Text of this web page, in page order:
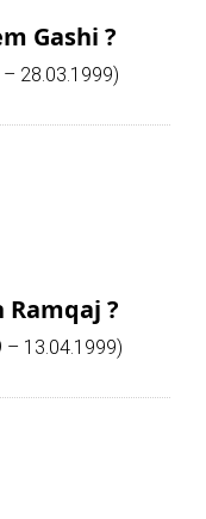
Gashi ?
28.03.1999)
Ramqaj ?
– 13.04.1999)